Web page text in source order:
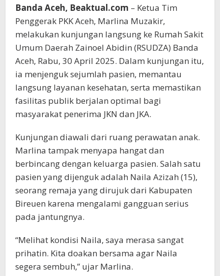
Banda Aceh, Beaktual.com – Ketua Tim
Penggerak PKK Aceh, Marlina Muzakir,
melakukan kunjungan langsung ke Rumah Sakit
Umum Daerah Zainoel Abidin (RSUDZA) Banda
Aceh, Rabu, 30 April 2025. Dalam kunjungan itu,
ia menjenguk sejumlah pasien, memantau
langsung layanan kesehatan, serta memastikan
fasilitas publik berjalan optimal bagi
masyarakat penerima JKN dan JKA.
Kunjungan diawali dari ruang perawatan anak.
Marlina tampak menyapa hangat dan
berbincang dengan keluarga pasien. Salah satu
pasien yang dijenguk adalah Naila Azizah (15),
seorang remaja yang dirujuk dari Kabupaten
Bireuen karena mengalami gangguan serius
pada jantungnya.
“Melihat kondisi Naila, saya merasa sangat
prihatin. Kita doakan bersama agar Naila
segera sembuh,” ujar Marlina.